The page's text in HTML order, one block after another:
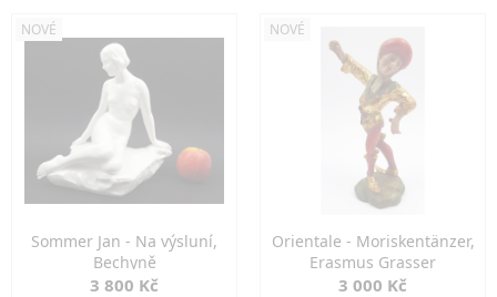
NOVÉ
Sommer Jan - Na výsluní,
Bechyně
3 800 Kč
NOVÉ
Orientale - Moriskentänzer,
Erasmus Grasser
3 000 Kč